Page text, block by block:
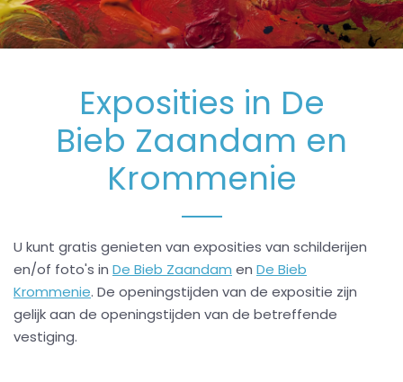
Exposities in De
Bieb Zaandam en
Krommenie
U kunt gratis genieten van exposities van schilderijen
en/of foto's in De Bieb Zaandam en De Bieb
Krommenie. De openingstijden van de expositie zijn
gelijk aan de openingstijden van de betreffende
vestiging.